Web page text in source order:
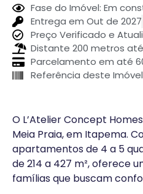
Fase do Imóvel: Em
Entrega em Out de 2027
Preço Verificado e
Distante 200 metros
Parcelamento em até
Referência deste Imóvel
O L’Atelier Concept
Meia Praia, em Itapema.
apartamentos de 4 a 5
de 214 a 427 m², oferece
famílias que buscam